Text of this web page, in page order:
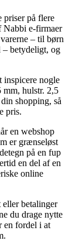
priser på flere
Nabbi e-firmaer
– til børn
betydeligt, og
inspicere nogle
mm, hulstr. 2,5
shopping, så
pris.
en webshop
er grænseløst
på en fup
en del af en
online
betalinger
du drage nytte
en fordel i at